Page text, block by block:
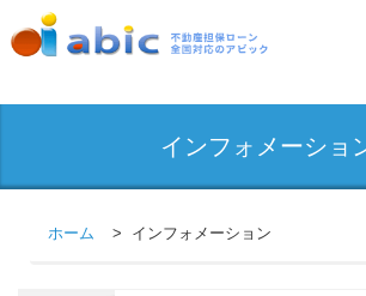
インフォメーショ
ホーム インフォメーション